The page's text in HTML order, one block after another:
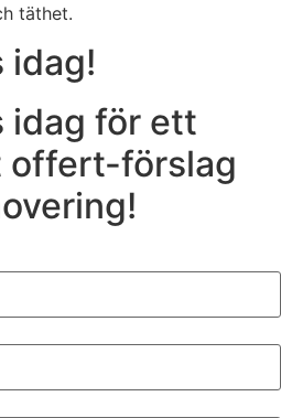
täthet.
idag!
idag för ett
offert-förslag